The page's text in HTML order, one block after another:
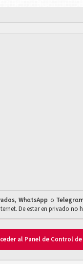
,WhαtsApp o
De estar en privado no
al Panel de Control de